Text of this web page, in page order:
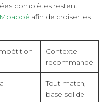
complètes restent
afin de croiser les
Contexte
recommandé
Tout match,
base solide